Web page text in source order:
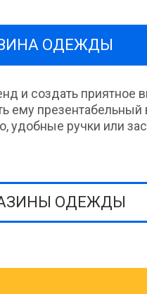
ОДЕЖДЫ
создать приятное
ему презентабельный
ручки или
ОДЕЖДЫ